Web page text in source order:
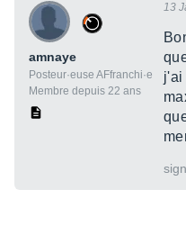
amnaye
Posteur·euse AFfranchi·e
Membre depuis 22 ans
13
j'ai